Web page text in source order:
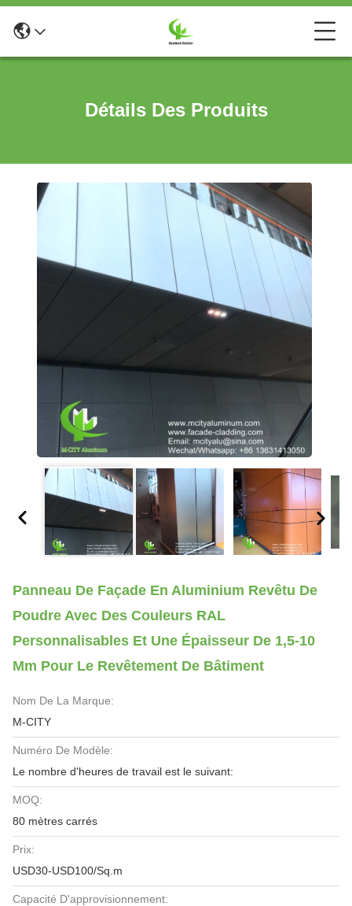
Détails Des Produits
Panneau De Façade En Aluminium Revêtu De
Poudre Avec Des Couleurs RAL
Personnalisables Et Une Épaisseur De 1,5-10
Mm Pour Le Revêtement De Bâtiment
Nom De La Marque:
M-CITY
Numéro De Modèle:
Le nombre d'heures de travail est le suivant:
MOQ:
80 mètres carrés
Prix:
USD30-USD100/Sq.m
Capacité D'approvisionnement: